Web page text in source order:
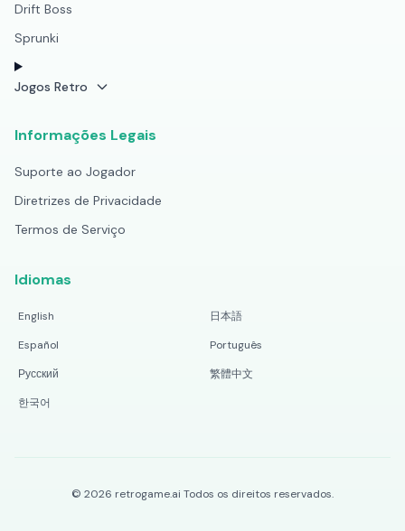
Drift Boss
Sprunki
Jogos Retro
Informações Legais
Suporte ao Jogador
Diretrizes de Privacidade
Termos de Serviço
Idiomas
English
日本語
Español
Português
Русский
繁體中文
한국어
© 2026 retrogame.ai Todos os direitos reservados.